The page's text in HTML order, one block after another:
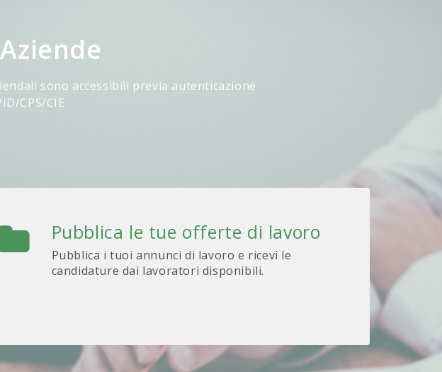
sono accessibili previa autenticazione
CPS/CIE
Pubblica le tue offerte di lavoro
Pubblica i tuoi annunci di lavoro e ricevi le
candidature dai lavoratori disponibili.